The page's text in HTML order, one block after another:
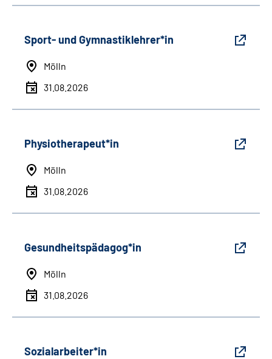
Sport- und Gymnastiklehrer*in
Mölln
31.08.2026
Physiotherapeut*in
Mölln
31.08.2026
Gesundheitspädagog*in
Mölln
31.08.2026
Sozialarbeiter*in